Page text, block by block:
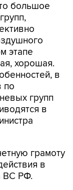
большое
этапе
хорошая.
в
по
групп
в
грамоту
в
ВС РФ.